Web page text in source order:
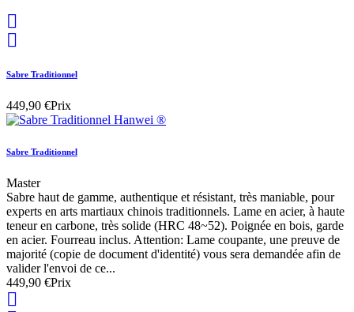


Sabre Traditionnel
449,90 €Prix
Sabre Traditionnel
Master
Sabre haut de gamme, authentique et résistant, très maniable, pour
experts en arts martiaux chinois traditionnels. Lame en acier, à haute
teneur en carbone, très solide (HRC 48~52). Poignée en bois, garde
en acier. Fourreau inclus. Attention: Lame coupante, une preuve de
majorité (copie de document d'identité) vous sera demandée afin de
valider l'envoi de ce...
449,90 €Prix
